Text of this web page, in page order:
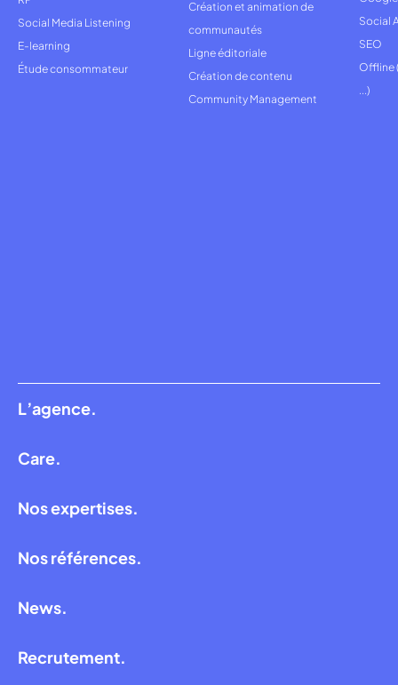
L’agence.
Care.
Nos expertises.
Nos références.
News.
Recrutement.
Social Media Listening
E-learning
Étude consommateur
Création et animation de
communautés
Ligne éditoriale
Création de contenu
Community Management
Social
SEO
Offline
...)